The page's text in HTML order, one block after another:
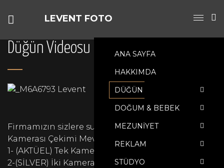
LEVENT FOTO
ANA SAYFA
HAKKIMDA
DÜĞÜN
DOĞUM & BEBEK
MEZUNIYET
REKLAM
STÜDYO
Düğün Videosu
Firmamızın sizlere sunduğu 3 Farklı Düğün
Kamerası Çekimi Mevcuttur. Bunlar Sırasıyla
1- (AKTÜEL) Tek Kameralı Çekimler
2-(SİLVER) İki Kameralı Çekimler